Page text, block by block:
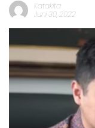
Katakita
Juni 30, 2022